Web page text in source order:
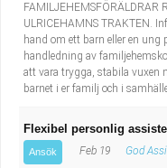
FAMILJEHEMSFÖRÄLDRAR
ULRICEHAMNS TRAKTEN.
hand om ett barn eller en ung
handledning av
att vara trygga, stabila vuxen
barnet i er familj och i
Flexibel personlig
Ansök Feb 19 God